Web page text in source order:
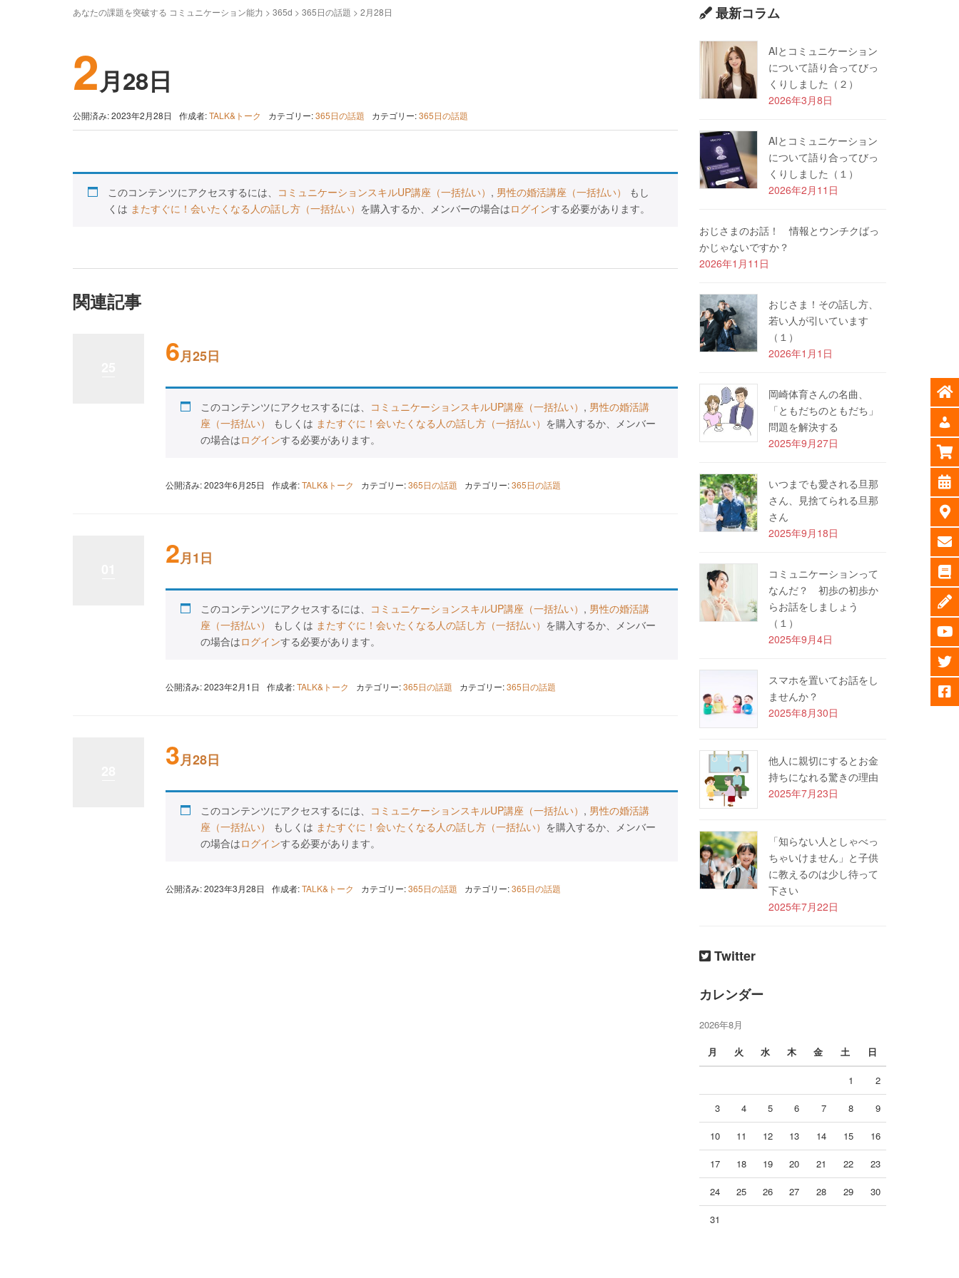
あなたの課題を突破する コミュニケーション能力 > 365d > 365日の話題 > 2月28日
2月28日
公開済み: 2023年2月28日 作成者:TALK&トーク カテゴリー:365日の話題 カテゴリー:365日の話題
このコンテンツにアクセスするには、 コミュニケーションスキルUP講座（一括払い） , 男性の婚活講座（一括払い）
もし
くは またすぐに！会いたくなる人の話し方（一括払い） を購入するか、メンバーの場合はログインする必要があります。
関連記事
6月25日
このコンテンツにアクセスするには、 コミュニケーションスキルUP講座（一括払い） , 男性の婚活講
座（一括払い）
もしくは またすぐに！会いたくなる人の話し方（一括払い） を購入するか、メンバー
の場合はログインする必要があります。
公開済み: 2023年6月25日 作成者:TALK&トーク カテゴリー:365日の話題 カテゴリー:365日の話題
2月1日
このコンテンツにアクセスするには、 コミュニケーションスキルUP講座（一括払い） , 男性の婚活講
座（一括払い）
もしくは またすぐに！会いたくなる人の話し方（一括払い） を購入するか、メンバー
の場合はログインする必要があります。
公開済み: 2023年2月1日 作成者:TALK&トーク カテゴリー:365日の話題 カテゴリー:365日の話題
3月28日
このコンテンツにアクセスするには、 コミュニケーションスキルUP講座（一括払い） , 男性の婚活講
座（一括払い）
もしくは またすぐに！会いたくなる人の話し方（一括払い） を購入するか、メンバー
の場合はログインする必要があります。
公開済み: 2023年3月28日 作成者:TALK&トーク カテゴリー:365日の話題 カテゴリー:365日の話題
最新コラム
AIとコミュニケーション
について語り合ってびっ
くりしました（２）
2026年3月8日
AIとコミュニケーション
について語り合ってびっ
くりしました（１）
2026年2月11日
おじさまのお話！ 情報とウンチクばっ
かじゃないですか？
2026年1月11日
おじさま！その話し方、
若い人が引いています
（１）
2026年1月1日
岡崎体育さんの名曲、
「ともだちのともだち」
問題を解決する
2025年9月27日
いつまでも愛される旦那
さん、見捨てられる旦那
さん
2025年9月18日
コミュニケーションって
なんだ？ 初歩の初歩か
らお話をしましょう
（１）
2025年9月4日
スマホを置いてお話をし
ませんか？
2025年8月30日
他人に親切にするとお金
持ちになれる驚きの理由
2025年7月23日
「知らない人としゃべっ
ちゃいけません」と子供
に教えるのは少し待って
下さい
2025年7月22日
Twitter
カレンダー
2026年8月
月
火 水 木 金 土 日
1 2
3 4 5 6 7 8 9
10 11 12 13 14 15 16
17 18 19 20 21 22 23
24 25 26 27 28 29 30
31